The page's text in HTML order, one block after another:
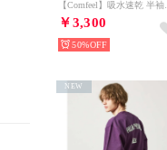
￥3,300
50%
NEW